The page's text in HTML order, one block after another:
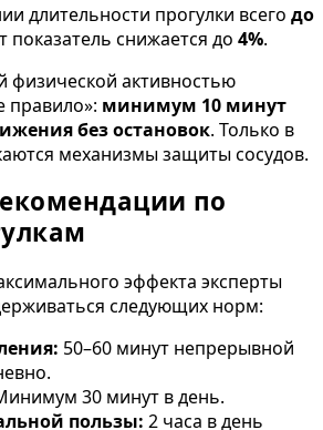
длительности прогулки всего до
показатель снижается до 4%.
физической активностью
правило»: минимум 10 минут
без остановок. Только в
механизмы защиты сосудов.
по
эффекта эксперты
следующих норм:
50–60 минут непрерывной
30 минут в день.
пользы: 2 часа в день